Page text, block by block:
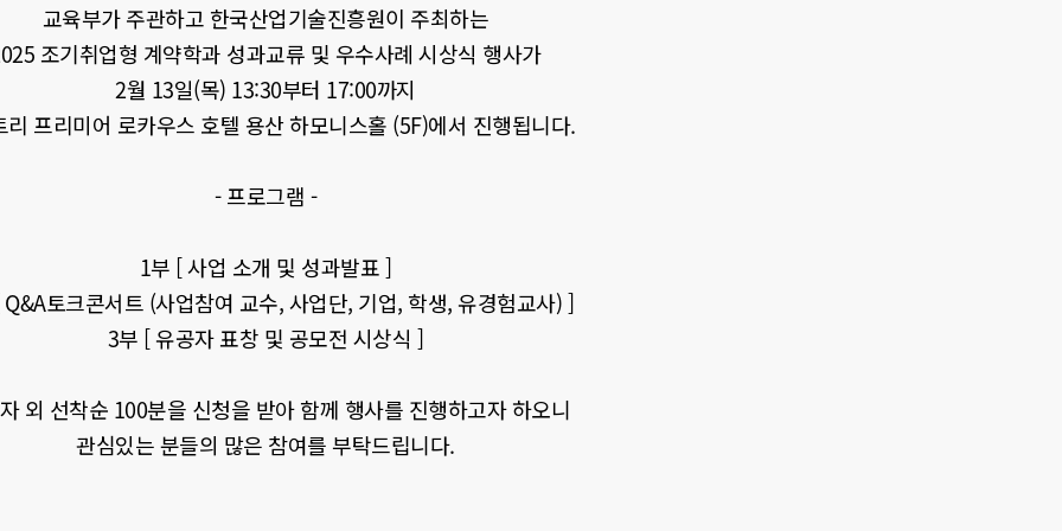
교육부가 주관하고 한국산업기술진흥원이 주최하는
조기취업형 계약학과 성과교류 및 우수사례 시상식 행사가
2월 13일(목) 13:30부터 17:00까지
리 프리미어 로카우스 호텔 용산 하모니스홀 (5F)에서 진행됩니다.
- 프로그램 -
1부 [ 사업 소개 및 성과발표 ]
토크콘서트 (사업참여 교수, 사업단, 기업, 학생, 유경험교사) ]
3부 [ 유공자 표창 및 공모전 시상식 ]
외 선착순 100분을 신청을 받아 함께 행사를 진행하고자 하오니
관심있는 분들의 많은 참여를 부탁드립니다.